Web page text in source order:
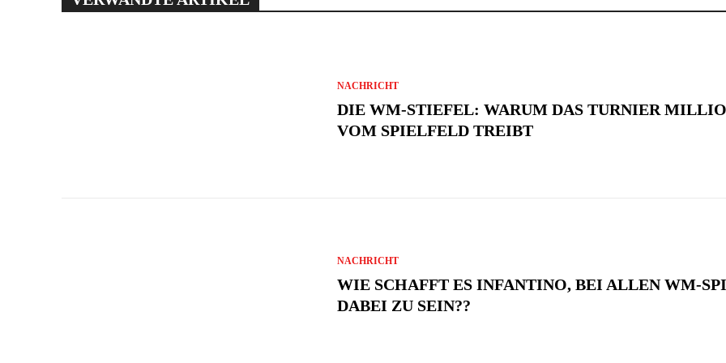
NACHRICHT
DIE WM-STIEFEL: WARUM DAS TURNIER
VOM SPIELFELD TREIBT
NACHRICHT
WIE SCHAFFT ES INFANTINO, BEI ALLEN WM-
DABEI ZU SEIN??